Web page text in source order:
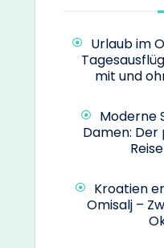
Urlaub im
mit und
Moderne
Damen:
Kroatien
Omisalj –